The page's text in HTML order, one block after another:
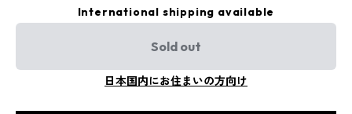
International shipping available
Sold out
日本国内にお住まいの方向け